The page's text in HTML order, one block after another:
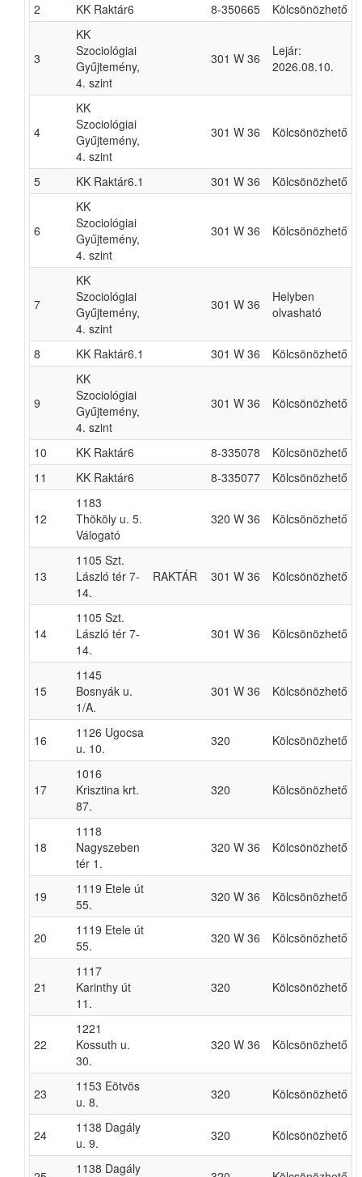
2
KK Raktár6 8-350665 Kölcsönözhető
3
KK
Szociológiai
Gyűjtemény,
4. szint
301 W 36
Lejár:
2026.08.10.
4
KK
Szociológiai
Gyűjtemény,
4. szint
301 W 36 Kölcsönözhető
5 KK Raktár6.1 301 W 36 Kölcsönözhető
6
KK
Szociológiai
Gyűjtemény,
4. szint
301 W 36 Kölcsönözhető
7
KK
Szociológiai
Gyűjtemény,
4. szint
301 W 36
Helyben
olvasható
8 KK Raktár6.1 301 W 36 Kölcsönözhető
9
KK
Szociológiai
Gyűjtemény,
4. szint
301 W 36 Kölcsönözhető
10 KK Raktár6 8-335078
Kölcsönözhető
11
KK Raktár6 8-335077 Kölcsönözhető
12
1183
Thököly u. 5.
Válogató
320 W 36 Kölcsönözhető
13
1105 Szt.
László tér 7-
14.
RAKTÁR 301 W 36 Kölcsönözhető
14
1105 Szt.
László tér 7-
14.
301 W 36 Kölcsönözhető
15
1145
Bosnyák u.
1/A.
301 W 36 Kölcsönözhető
16
1126 Ugocsa
u. 10.
320 Kölcsönözhető
17
1016
Krisztina krt.
87.
320 Kölcsönözhető
18
1118
Nagyszeben
tér 1.
320 W 36 Kölcsönözhető
19
1119 Etele út
55.
320 W 36 Kölcsönözhető
20
1119 Etele út
55.
320 W 36 Kölcsönözhető
21
1117
Karinthy út
11.
320 Kölcsönözhető
22
1221
Kossuth u.
30.
320 W 36 Kölcsönözhető
23
1153 Eötvös
u. 8.
320 Kölcsönözhető
24
1138 Dagály
u. 9.
320 Kölcsönözhető
1138 Dagály